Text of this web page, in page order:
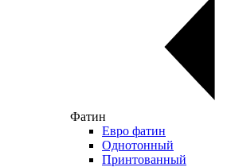
Фатин
Евро фатин
Однотонный
Принтованный